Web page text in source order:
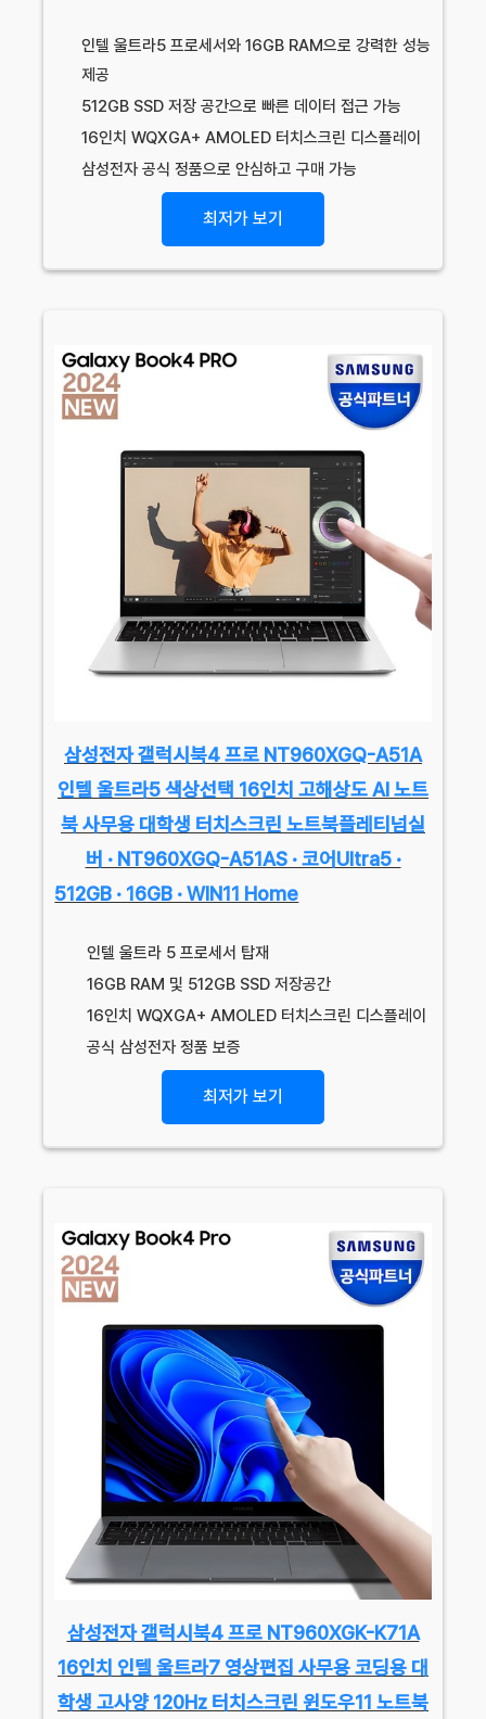
인텔 울트라5 프로세서와 16GB RAM으로 강력한 성능
제공
512GB SSD 저장 공간으로 빠른 데이터 접근 가능
16인치 WQXGA+ AMOLED 터치스크린 디스플레이
삼성전자 공식 정품으로 안심하고 구매 가능
최저가 보기
삼성전자 갤럭시북4 프로 NT960XGQ-A51A
인텔 울트라5 색상선택 16인치 고해상도 AI 노트
북 사무용 대학생 터치스크린 노트북플레티넘실
버 · NT960XGQ-A51AS · 코어Ultra5 ·
512GB · 16GB · WIN11 Home
인텔 울트라 5 프로세서 탑재
16GB RAM 및 512GB SSD 저장공간
16인치 WQXGA+ AMOLED 터치스크린 디스플레이
공식 삼성전자 정품 보증
최저가 보기
삼성전자 갤럭시북4 프로 NT960XGK-K71A
16인치 인텔 울트라7 영상편집 사무용 코딩용 대
학생 고사양 120Hz 터치스크린 윈도우11 노트북